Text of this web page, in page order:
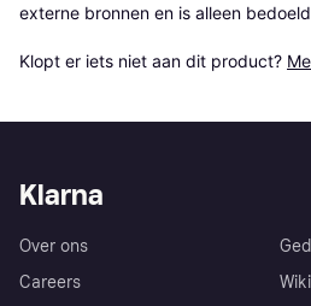
externe bronnen en is alleen
Klopt er iets niet aan dit product?
Klarna
Over ons
Careers